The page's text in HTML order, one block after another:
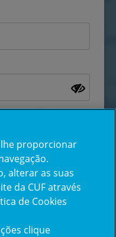
a Apple
lhe proporcionar
alterar as suas
da CUF através
de Cookies
clique